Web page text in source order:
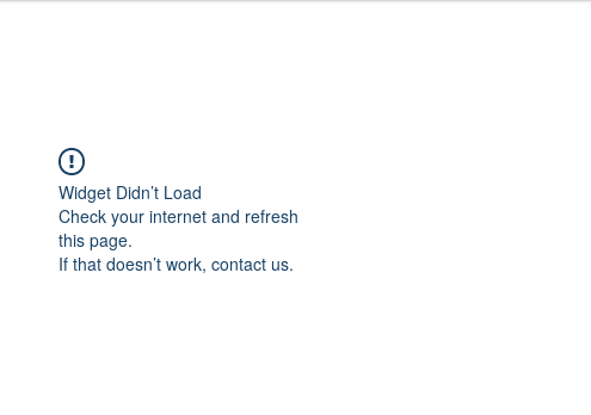
Widget Didn’t Load
Check your internet and refresh
this page.
If that doesn’t work, contact us.